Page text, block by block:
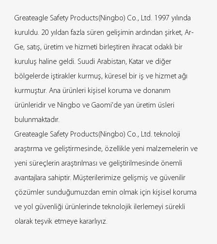
Greateagle Safety Products(Ningbo) Co., Ltd. 1997 yılında
kuruldu. 20 yıldan fazla süren gelişimin ardından şirket, Ar-
Ge, satış, üretim ve hizmeti birleştiren ihracat odaklı bir
kuruluş haline geldi. Suudi Arabistan, Katar ve diğer
bölgelerde iştirakler kurmuş, küresel bir iş ve hizmet ağı
kurmuştur. Ana ürünleri kişisel koruma ve donanım
ürünleridir ve Ningbo ve Gaomi'de yan üretim üsleri
bulunmaktadır.
Greateagle Safety Products(Ningbo) Co., Ltd. teknoloji
araştırma ve geliştirmesinde, özellikle yeni malzemelerin ve
yeni süreçlerin araştırılması ve geliştirilmesinde önemli
avantajlara sahiptir. Müşterilerimize gelişmiş ve güvenilir
çözümler sunduğumuzdan emin olmak için kişisel koruma
ve yol güvenliği ürünlerinde teknolojik ilerlemeyi sürekli
olarak teşvik etmeye kararlıyız.